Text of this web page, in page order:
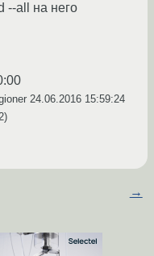
--all на него
24.06.2016 15:59:24
→